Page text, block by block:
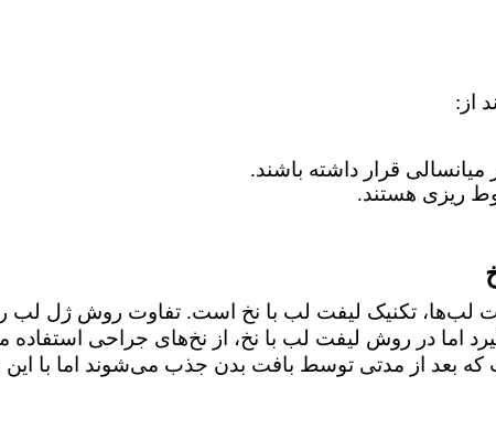
از:
قرار داشته باشند.
ریزی هستند.
لب‌ها، تکنیک لیفت لب با نخ است. تفاوت روش ژل لب
اما در روش لیفت لب با نخ، از نخ‌های جراحی
که بعد از مدتی توسط بافت بدن جذب می‌شوند اما با